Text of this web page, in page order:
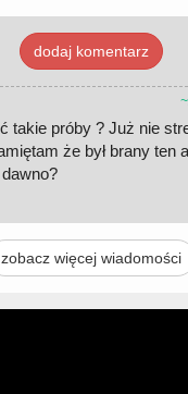
dodaj komentarz
takie próby ? Już nie
że był brany ten
zobacz więcej wiadomości